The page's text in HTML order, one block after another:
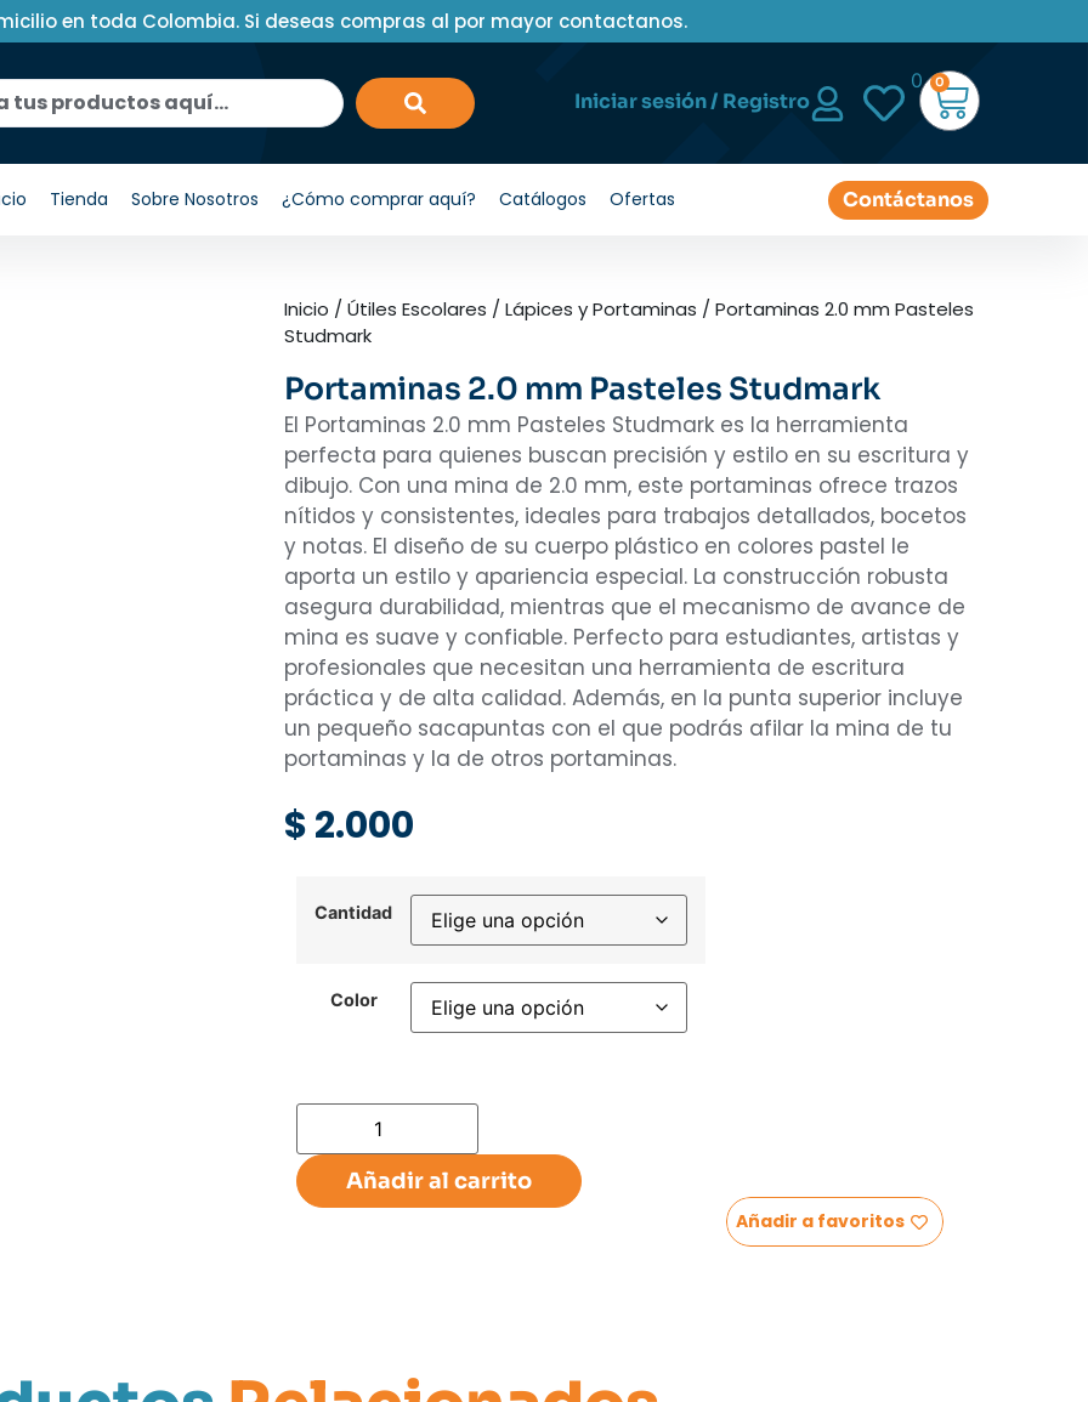
en toda Colombia. Si deseas compras al por mayor contactanos.
Iniciar sesión / Registro
0 0
Tienda Sobre Nosotros ¿Cómo comprar aquí? Catálogos Ofertas Contáctanos
Inicio / Útiles Escolares / Lápices y Portaminas / Portaminas 2.0 mm Pasteles
Studmark
Portaminas 2.0 mm Pasteles Studmark
El Portaminas 2.0 mm Pasteles Studmark es la herramienta
perfecta para quienes buscan precisión y estilo en su escritura y
dibujo. Con una mina de 2.0 mm, este portaminas ofrece trazos
nítidos y consistentes, ideales para trabajos detallados, bocetos
y notas. El diseño de su cuerpo plástico en colores pastel le
aporta un estilo y apariencia especial. La construcción robusta
asegura durabilidad, mientras que el mecanismo de avance de
mina es suave y confiable. Perfecto para estudiantes, artistas y
profesionales que necesitan una herramienta de escritura
práctica y de alta calidad. Además, en la punta superior incluye
un pequeño sacapuntas con el que podrás afilar la mina de tu
portaminas y la de otros portaminas.
$2.000
Cantidad
Color
Añadir al carrito
Añadir a favoritos